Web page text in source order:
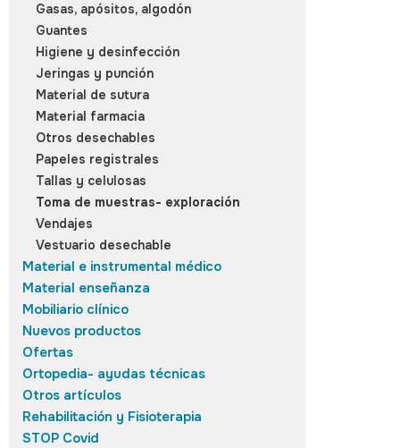
Gasas, apósitos, algodón
Guantes
Higiene y desinfección
Jeringas y punción
Material de sutura
Material farmacia
Otros desechables
Papeles registrales
Tallas y celulosas
Toma de muestras- exploración
Vendajes
Vestuario desechable
Material e instrumental médico
Material enseñanza
Mobiliario clínico
Nuevos productos
Ofertas
Ortopedia- ayudas técnicas
Otros artículos
Rehabilitación y Fisioterapia
STOP Covid